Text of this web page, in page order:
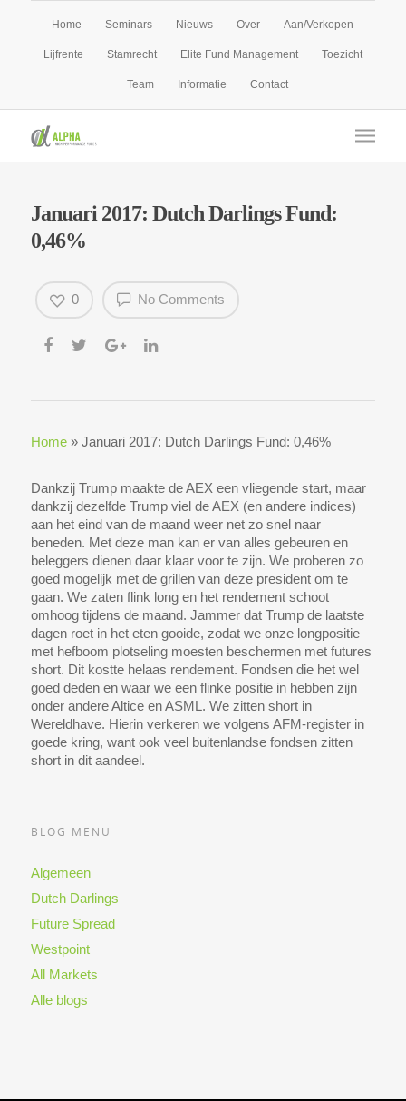
Home Seminars Nieuws Over Aan/Verkopen
Lijfrente Stamrecht Elite Fund Management Toezicht
Team Informatie Contact
Januari 2017: Dutch Darlings Fund:
0,46%
No Comments
0
Home» Januari 2017: Dutch Darlings Fund: 0,46%
Dankzij Trump maakte de AEX een vliegende start, maar
dankzij dezelfde Trump viel de AEX (en andere indices)
aan het eind van de maand weer net zo snel naar
beneden. Met deze man kan er van alles gebeuren en
beleggers dienen daar klaar voor te zijn. We proberen zo
goed mogelijk met de grillen van deze president om te
gaan. We zaten flink long en het rendement schoot
omhoog tijdens de maand. Jammer dat Trump de laatste
dagen roet in het eten gooide, zodat we onze longpositie
met hefboom plotseling moesten beschermen met futures
short. Dit kostte helaas rendement. Fondsen die het wel
goed deden en waar we een flinke positie in hebben zijn
onder andere Altice en ASML. We zitten short in
Wereldhave. Hierin verkeren we volgens AFM-register in
goede kring, want ook veel buitenlandse fondsen zitten
short in dit aandeel.
BLOG MENU
Algemeen
Dutch Darlings
Future Spread
Westpoint
All Markets
Alle blogs